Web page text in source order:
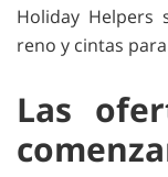
Holiday
reno y cintas
Las